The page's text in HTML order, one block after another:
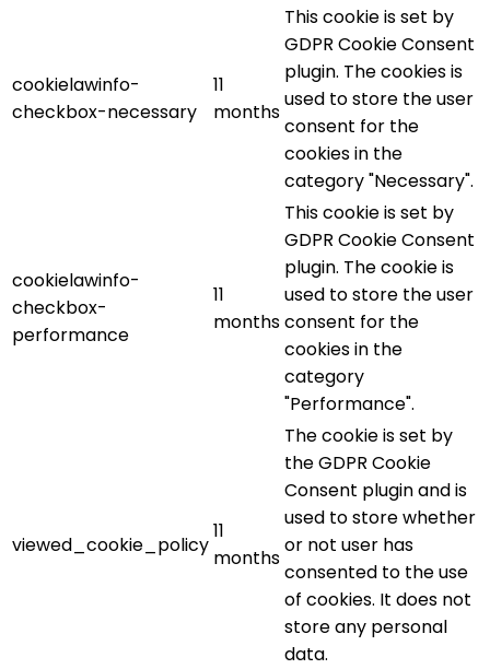
cookielawinfo-
checkbox-necessary
11
months
This cookie is set by
GDPR Cookie Consent
plugin. The cookies is
used to store the user
consent for the
cookies in the
category "Necessary".
cookielawinfo-
checkbox-
performance
11
months
This cookie is set by
GDPR Cookie Consent
plugin. The cookie is
used to store the user
consent for the
cookies in the
category
"Performance".
viewed_cookie_policy
11
months
The cookie is set by
the GDPR Cookie
Consent plugin and is
used to store whether
or not user has
consented to the use
of cookies. It does not
store any personal
data.